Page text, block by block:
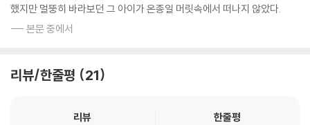
했지만 멀뚱히 바라보던 그 아이가 온종일 머릿속에서 떠나지 않았다.
--- 본문 중에서
리뷰/한줄평 21
리뷰 한줄평